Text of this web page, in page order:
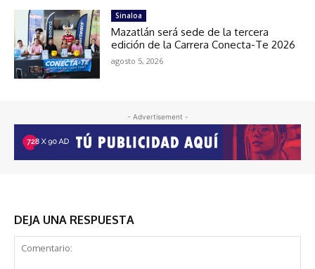
Sinaloa
Mazatlán será sede de la tercera
edición de la Carrera Conecta-Te 2026
agosto 5, 2026
- Advertisement -
DEJA UNA RESPUESTA